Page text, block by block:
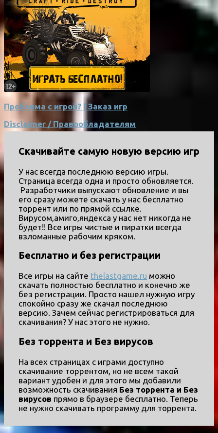
Проблема с игрой? | Заказ игр
Disclaimer / Правообладателям
Скачивайте самую новую версию игр
У нас всегда последнюю версию игры.
Страница всегда одна и просто обновляется.
Разработчики выпускают обновление и вы
его сразу можете скачать у нас бесплатно
торрент или по прямой ссылке.
Вирусом,амиго,яндекса у нас нет никогда не
будет!! Все игры чистые и пиратки всегда
взломанные рабочим кряком.
Бесплатно и без регистрации
Все игры на сайте thelastgame.ru можно
скачать полностью бесплатно и конечно же
без регистрации. Просто нашел нужную игру
спокойно сразу же скачал последнюю
версию. Зачем сейчас регистрироваться для
скачивания? У нас этого не нужно.
Без торрента и Без вирусов
На всех страницах с играми доступно
скачивание торрентом, но не всем такой
вариант удобен и для этого мы добавили
возможность скачивания Без торрента и Без
вирусов прямо в браузере бесплатно. Теперь
не нужно скачивать программу для торрента.